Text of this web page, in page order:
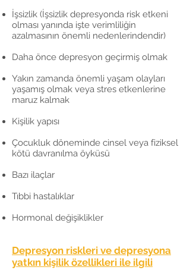
İşsizlik (İşsizlik depresyonda risk etkeni
olması yanında işte verimliliğin
azalmasının önemli nedenlerindendir)
Daha önce depresyon geçirmiş olmak
Yakın zamanda önemli yaşam olayları
yaşamış olmak veya stres etkenlerine
maruz kalmak
Kişilik yapısı
Çocukluk döneminde cinsel veya fiziksel
kötü davranılma öyküsü
Bazı ilaçlar
Tıbbi hastalıklar
Hormonal değişiklikler
Depresyon riskleri ve depresyona
yatkın kişilik özellikleri ile ilgili